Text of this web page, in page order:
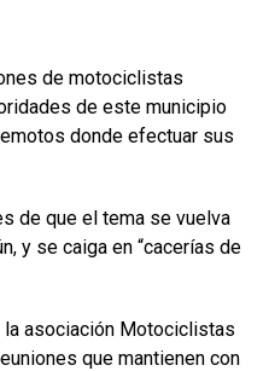
de motociclistas
de este municipio
donde efectuar sus
de que el tema se vuelva
y se caiga en “cacerías de
la asociación Motociclistas
que mantienen con